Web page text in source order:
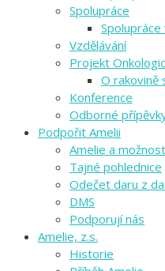
Spolupráce
Spolupráce
Vzdělávání
Projekt
O rakovině
Konference
Odborné
Podpořit Amelii
Amelie a
Tajné pohlednice
Odečet daru z
DMS
Podporují nás
Amelie, z.s.
Historie